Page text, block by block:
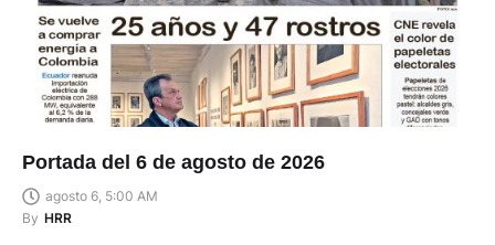
Portada del 6 de agosto de 2026
agosto 6, 5:00 AM
By HRR